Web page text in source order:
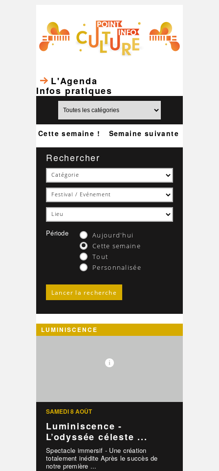
L'Agenda
Infos pratiques
Semaine suivante
Cette semaine !
Rechercher
Période
Aujourd'hui
Cette semaine
Tout
Personnalisée
LUMINISCENCE
SAMEDI 8 AOÛT
Luminiscence -
L’odyssée céleste ...
Spectacle immersif - Une création
totalement inédite Après le succès de
notre première ...